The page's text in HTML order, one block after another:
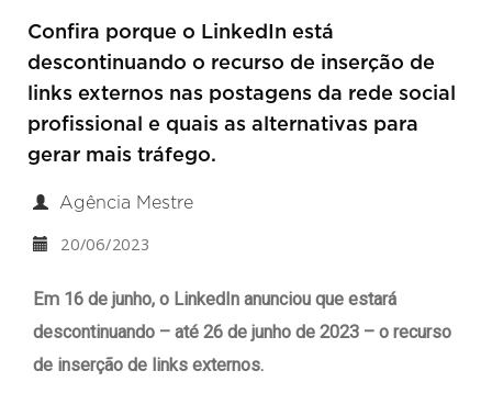
Confira porque o LinkedIn está
descontinuando o recurso de inserção de
links externos nas postagens da rede social
profissional e quais as alternativas para
gerar mais tráfego.
Agência Mestre
20/06/2023
Em 16 de junho, o LinkedIn anunciou que estará
descontinuando – até 26 de junho de 2023 – o recurso
de inserção de links externos.